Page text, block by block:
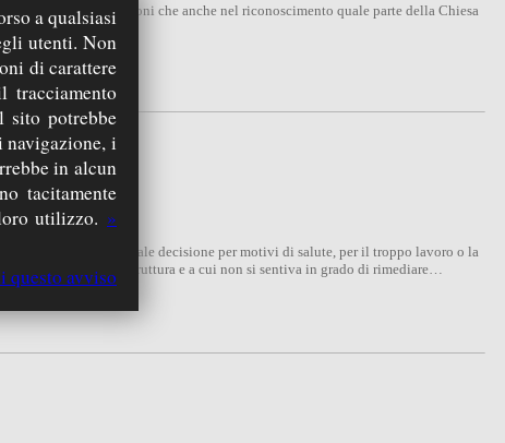
sia come vocazioni che anche nel riconoscimento quale parte della Chiesa
di non prendere tale decisione per motivi di salute, per il troppo lavoro o la
all’interno della struttura e a cui non si sentiva in grado di rimediare…
a qualsiasi
utenti. Non
di carattere
tracciamento
sito potrebbe
navigazione, i
in alcun
tacitamente
utilizzo. »
questo avviso